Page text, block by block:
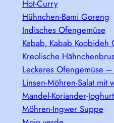
Hot-Curry
Hühnchen-Bami Goreng
Indisches Ofengemüse
Kebab, Kabab Koobideh
Kreolische
Leckeres Ofengemüse
Linsen-Möhren-Salat mit
Mandel-Koriander-
Möhren-Ingwer Suppe